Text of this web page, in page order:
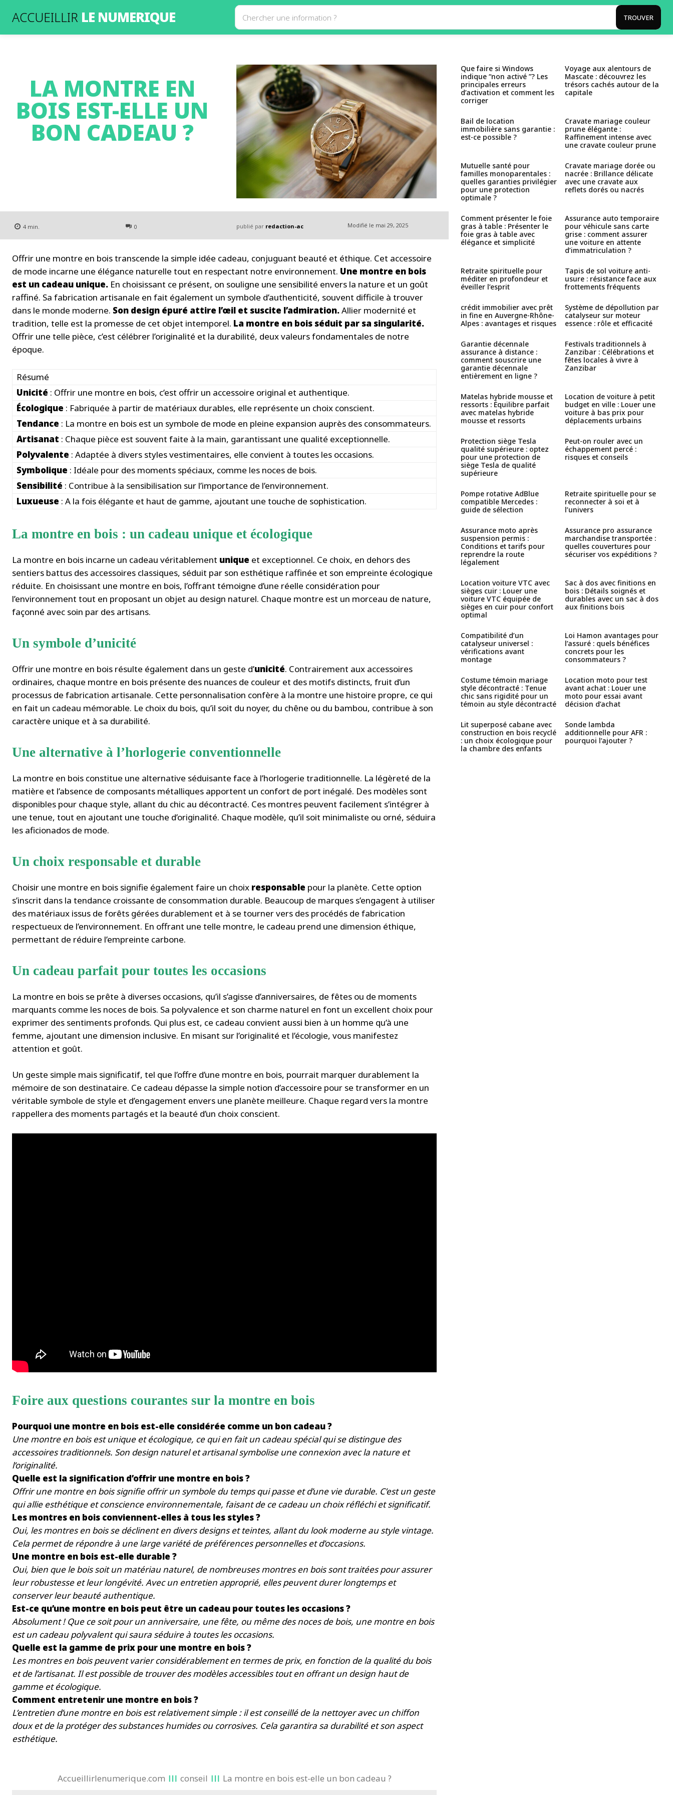
ACCUEILLIR LE NUMERIQUE Chercher une information ? TROUVER
LA MONTRE EN
BOIS EST-ELLE UN
BON CADEAU ?
4 min. 0 publié par redaction-ac Modifié le mai 29, 2025
Offrir une montre en bois transcende la simple idée cadeau, conjuguant beauté et éthique. Cet accessoire
de mode incarne une élégance naturelle tout en respectant notre environnement. Une montre en bois
est un cadeau unique. En choisissant ce présent, on souligne une sensibilité envers la nature et un goût
raffiné. Sa fabrication artisanale en fait également un symbole d’authenticité, souvent difficile à trouver
dans le monde moderne. Son design épuré attire l’œil et suscite l’admiration.Allier modernité et
tradition, telle est la promesse de cet objet intemporel. La montre en bois séduit par sa singularité.
Offrir une telle pièce, c’est célébrer l’originalité et la durabilité, deux valeurs fondamentales de notre
époque.
Résumé
Unicité : Offrir une montre en bois, c’est offrir un accessoire original et authentique.
Écologique : Fabriquée à partir de matériaux durables, elle représente un choix conscient.
Tendance : La montre en bois est un symbole de mode en pleine expansion auprès des consommateurs.
Artisanat : Chaque pièce est souvent faite à la main, garantissant une qualité exceptionnelle.
Polyvalente : Adaptée à divers styles vestimentaires, elle convient à toutes les occasions.
Symbolique : Idéale pour des moments spéciaux, comme les noces de bois.
Sensibilité : Contribue à la sensibilisation sur l’importance de l’environnement.
Luxueuse : A la fois élégante et haut de gamme, ajoutant une touche de sophistication.
La montre en bois : un cadeau unique et écologique
La montre en bois incarne un cadeau véritablement unique et exceptionnel. Ce choix, en dehors des
sentiers battus des accessoires classiques, séduit par son esthétique raffinée et son empreinte écologique
réduite. En choisissant une montre en bois, l’offrant témoigne d’une réelle considération pour
l’environnement tout en proposant un objet au design naturel. Chaque montre est un morceau de nature,
façonné avec soin par des artisans.
Un symbole d’unicité
Offrir une montre en bois résulte également dans un geste d’unicité. Contrairement aux accessoires
ordinaires, chaque montre en bois présente des nuances de couleur et des motifs distincts, fruit d’un
processus de fabrication artisanale. Cette personnalisation confère à la montre une histoire propre, ce qui
en fait un cadeau mémorable. Le choix du bois, qu’il soit du noyer, du chêne ou du bambou, contribue à son
caractère unique et à sa durabilité.
Une alternative à l’horlogerie conventionnelle
La montre en bois constitue une alternative séduisante face à l’horlogerie traditionnelle. La légèreté de la
matière et l’absence de composants métalliques apportent un confort de port inégalé. Des modèles sont
disponibles pour chaque style, allant du chic au décontracté. Ces montres peuvent facilement s’intégrer à
une tenue, tout en ajoutant une touche d’originalité. Chaque modèle, qu’il soit minimaliste ou orné, séduira
les aficionados de mode.
Un choix responsable et durable
Choisir une montre en bois signifie également faire un choix responsable pour la planète. Cette option
s’inscrit dans la tendance croissante de consommation durable. Beaucoup de marques s’engagent à utiliser
des matériaux issus de forêts gérées durablement et à se tourner vers des procédés de fabrication
respectueux de l’environnement. En offrant une telle montre, le cadeau prend une dimension éthique,
permettant de réduire l’empreinte carbone.
Un cadeau parfait pour toutes les occasions
La montre en bois se prête à diverses occasions, qu’il s’agisse d’anniversaires, de fêtes ou de moments
marquants comme les noces de bois. Sa polyvalence et son charme naturel en font un excellent choix pour
exprimer des sentiments profonds. Qui plus est, ce cadeau convient aussi bien à un homme qu’à une
femme, ajoutant une dimension inclusive. En misant sur l’originalité et l’écologie, vous manifestez
attention et goût.
Un geste simple mais significatif, tel que l’offre d’une montre en bois, pourrait marquer durablement la
mémoire de son destinataire. Ce cadeau dépasse la simple notion d’accessoire pour se transformer en un
véritable symbole de style et d’engagement envers une planète meilleure. Chaque regard vers la montre
rappellera des moments partagés et la beauté d’un choix conscient.
Foire aux questions courantes sur la montre en bois
Pourquoi une montre en bois est-elle considérée comme un bon cadeau ?
Une montre en bois est unique et écologique, ce qui en fait un cadeau spécial qui se distingue des
accessoires traditionnels. Son design naturel et artisanal symbolise une connexion avec la nature et
l’originalité.
Quelle est la signification d’offrir une montre en bois ?
Offrir une montre en bois signifie offrir un symbole du temps qui passe et d’une vie durable. C’est un geste
qui allie esthétique et conscience environnementale, faisant de ce cadeau un choix réfléchi et significatif.
Les montres en bois conviennent-elles à tous les styles ?
Oui, les montres en bois se déclinent en divers designs et teintes, allant du look moderne au style vintage.
Cela permet de répondre à une large variété de préférences personnelles et d’occasions.
Une montre en bois est-elle durable ?
Oui, bien que le bois soit un matériau naturel, de nombreuses montres en bois sont traitées pour assurer
leur robustesse et leur longévité. Avec un entretien approprié, elles peuvent durer longtemps et
conserver leur beauté authentique.
Est-ce qu’une montre en bois peut être un cadeau pour toutes les occasions ?
Absolument ! Que ce soit pour un anniversaire, une fête, ou même des noces de bois, une montre en bois
est un cadeau polyvalent qui saura séduire à toutes les occasions.
Quelle est la gamme de prix pour une montre en bois ?
Les montres en bois peuvent varier considérablement en termes de prix, en fonction de la qualité du bois
et de l’artisanat. Il est possible de trouver des modèles accessibles tout en offrant un design haut de
gamme et écologique.
Comment entretenir une montre en bois ?
L’entretien d’une montre en bois est relativement simple : il est conseillé de la nettoyer avec un chiffon
doux et de la protéger des substances humides ou corrosives. Cela garantira sa durabilité et son aspect
esthétique.
Accueillirlenumerique.com conseil La montre en bois est-elle un bon cadeau ?
Que faire si Windows
indique “non activé ”? Les
principales erreurs
d’activation et comment les
corriger
Voyage aux alentours de
Mascate : découvrez les
trésors cachés autour de la
capitale
Bail de location
immobilière sans garantie :
est-ce possible ?
Cravate mariage couleur
prune élégante :
Raffinement intense avec
une cravate couleur prune
Mutuelle santé pour
familles monoparentales :
quelles garanties privilégier
pour une protection
optimale ?
Cravate mariage dorée ou
nacrée : Brillance délicate
avec une cravate aux
reflets dorés ou nacrés
Comment présenter le foie
gras à table : Présenter le
foie gras à table avec
élégance et simplicité
Assurance auto temporaire
pour véhicule sans carte
grise : comment assurer
une voiture en attente
d’immatriculation ?
Retraite spirituelle pour
méditer en profondeur et
éveiller l’esprit
Tapis de sol voiture anti-
usure : résistance face aux
frottements fréquents
crédit immobilier avec prêt
in fine en Auvergne-Rhône-
Alpes : avantages et risques
Système de dépollution par
catalyseur sur moteur
essence : rôle et efficacité
Garantie décennale
assurance à distance :
comment souscrire une
garantie décennale
entièrement en ligne ?
Festivals traditionnels à
Zanzibar : Célébrations et
fêtes locales à vivre à
Zanzibar
Matelas hybride mousse et
ressorts : Équilibre parfait
avec matelas hybride
mousse et ressorts
Location de voiture à petit
budget en ville : Louer une
voiture à bas prix pour
déplacements urbains
Protection siège Tesla
qualité supérieure : optez
pour une protection de
siège Tesla de qualité
supérieure
Peut-on rouler avec un
échappement percé :
risques et conseils
Pompe rotative AdBlue
compatible Mercedes :
guide de sélection
Retraite spirituelle pour se
reconnecter à soi et à
l’univers
Assurance moto après
suspension permis :
Conditions et tarifs pour
reprendre la route
légalement
Assurance pro assurance
marchandise transportée :
quelles couvertures pour
sécuriser vos expéditions ?
Location voiture VTC avec
sièges cuir : Louer une
voiture VTC équipée de
sièges en cuir pour confort
optimal
Sac à dos avec finitions en
bois : Détails soignés et
durables avec un sac à dos
aux finitions bois
Compatibilité d’un
catalyseur universel :
vérifications avant
montage
Loi Hamon avantages pour
l’assuré : quels bénéfices
concrets pour les
consommateurs ?
Costume témoin mariage
style décontracté : Tenue
chic sans rigidité pour un
témoin au style décontracté
Location moto pour test
avant achat : Louer une
moto pour essai avant
décision d’achat
Lit superposé cabane avec
construction en bois recyclé
: un choix écologique pour
la chambre des enfants
Sonde lambda
additionnelle pour AFR :
pourquoi l’ajouter ?